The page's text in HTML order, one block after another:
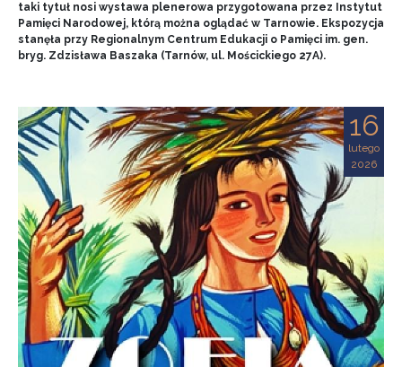
taki tytuł nosi wystawa plenerowa przygotowana przez Instytut
Pamięci Narodowej, którą można oglądać w Tarnowie. Ekspozycja
stanęła przy Regionalnym Centrum Edukacji o Pamięci im. gen.
bryg. Zdzisława Baszaka (Tarnów, ul. Mościckiego 27A).
16
lutego
2026